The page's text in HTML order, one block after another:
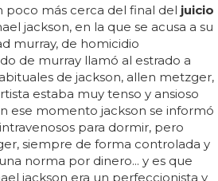
más cerca del final del juicio
jackson, en la que se acusa a su
murray, de homicidio
de murray llamó al estrado a
de jackson, allen metzger,
estaba muy tenso y ansioso
ese momento jackson se informó
para dormir, pero
siempre de forma controlada y
norma por dinero... y es que
jackson era un perfeccionista y